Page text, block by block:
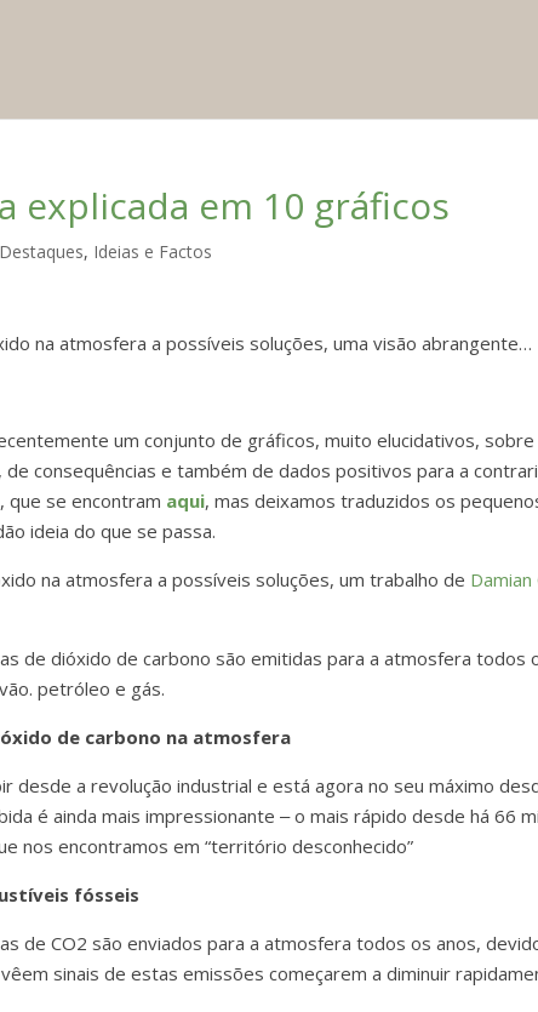
explicada em 10 gráficos
Destaques, Ideias e Factos
na atmosfera a possíveis soluções, uma visão abrangente…
um conjunto de gráficos, muito elucidativos, sobre
consequências e também de dados positivos para a
que se encontram aqui, mas deixamos traduzidos os
ideia do que se passa.
na atmosfera a possíveis soluções, um trabalho de
de dióxido de carbono são emitidas para a atmosfera todos
petróleo e gás.
de carbono na atmosfera
desde a revolução industrial e está agora no seu máximo
é ainda mais impressionante ‒ o mais rápido desde há 66
nos encontramos em “território desconhecido”
fósseis
de CO2 são enviados para a atmosfera todos os anos,
sinais de estas emissões começarem a diminuir